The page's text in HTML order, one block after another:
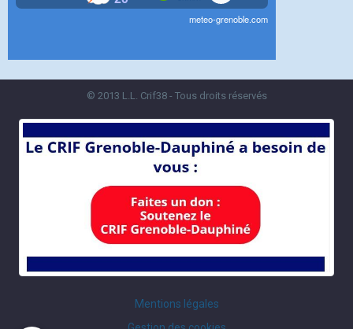
© 2013 L.L. Crif38 - Tous droits réservés
Mentions légales